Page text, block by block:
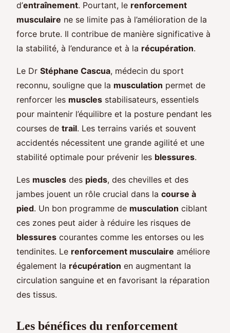
d’entraînement. Pourtant, le renforcement
musculaire ne se limite pas à l’amélioration de la
force brute. Il contribue de manière significative à
la stabilité, à l’endurance et à la récupération.
Le Dr Stéphane Cascua, médecin du sport
reconnu, souligne que la musculation permet de
renforcer les muscles stabilisateurs, essentiels
pour maintenir l’équilibre et la posture pendant les
courses de trail. Les terrains variés et souvent
accidentés nécessitent une grande agilité et une
stabilité optimale pour prévenir les blessures.
Les muscles des pieds, des chevilles et des
jambes jouent un rôle crucial dans la course à
pied. Un bon programme de musculation ciblant
ces zones peut aider à réduire les risques de
blessures courantes comme les entorses ou les
tendinites. Le renforcement musculaire améliore
également la récupération en augmentant la
circulation sanguine et en favorisant la réparation
des tissus.
Les bénéfices du renforcement